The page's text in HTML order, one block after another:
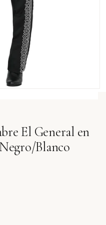
El General en
Blanco